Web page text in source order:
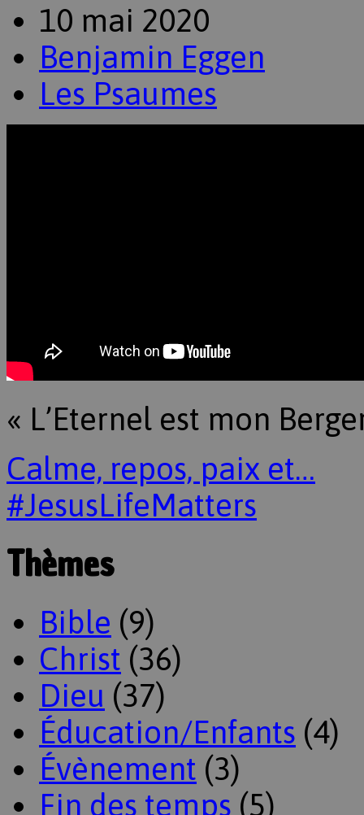
10 mai 2020
Benjamin Eggen
Les Psaumes
« L’Eternel est mon
Calme, repos, paix et…
#JesusLifeMatters
Thèmes
Bible (9)
Christ (36)
Dieu (37)
Éducation/Enfants (4)
Évènement (3)
Fin des temps (5)